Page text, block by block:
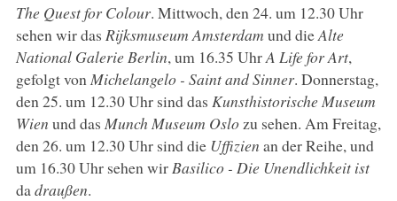
The Quest for Colour. Mittwoch, den 24. um 12.30 Uhr
sehen wir das Rijksmuseum Amsterdam und dieAlte
National Galerie Berlin, um 16.35 UhrA Life for Art,
gefolgt von Michelangelo - Saint and Sinner. Donnerstag,
den 25. um 12.30 Uhr sind das Kunsthistorische Museum
Wien und das Munch Museum Oslozu sehen. Am Freitag,
den 26. um 12.30 Uhr sind die Uffizien an der Reihe, und
um 16.30 Uhr sehen wir Basilico - Die Unendlichkeit ist
da draußen.